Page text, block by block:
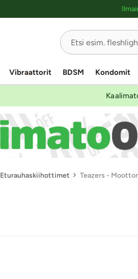
Vibraattorit BDSM Kondomit
Eturauhaskiihottimet Teazers -